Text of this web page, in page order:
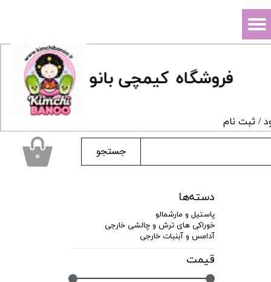
فروشگاه کیمچی بانو
جستجو
/ ثبت نام
حساب کاربری من
سفارشات
۰
دسته‌ها
پاستیل و مارشمالو
خوراکی های ترش و چالشی خارجی
آدامس و آبنبات خارجی
قیمت